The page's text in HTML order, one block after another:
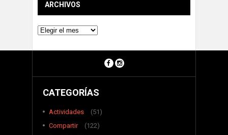
ARCHIVOS
Archivos
CATEGORÍAS
Actividades
(51)
Compartir
(122)